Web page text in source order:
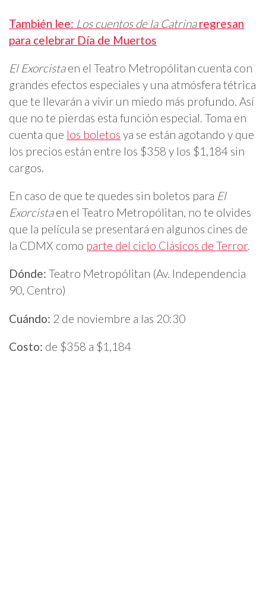
También lee: Los cuentos de la Catrinaregresan
para celebrar Día de Muertos
El Exorcistaen el Teatro Metropólitan cuenta con
grandes efectos especiales y una atmósfera tétrica
que te llevarán a vivir un miedo más profundo. Así
que no te pierdas esta función especial. Toma en
cuenta que los boletos ya se están agotando y que
los precios están entre los $358 y los $1,184 sin
cargos.
En caso de que te quedes sin boletos para El
Exorcistaen el Teatro Metropólitan, no te olvides
que la película se presentará en algunos cines de
la CDMX como parte del ciclo Clásicos de Terror.
Dónde: Teatro Metropólitan (Av. Independencia
90, Centro)
Cuándo: 2 de noviembre a las 20:30
Costo: de $358 a $1,184